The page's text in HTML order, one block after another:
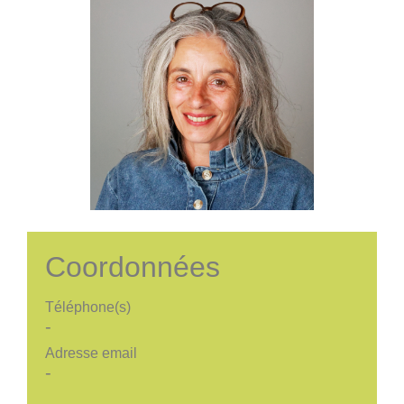
Coordonnées
Téléphone(s)
-
Adresse email
-